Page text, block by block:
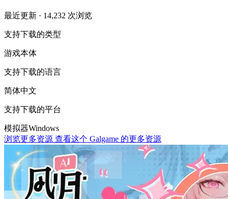
最近更新 · 14,232 次浏览
支持下载的类型
游戏本体
支持下载的语言
简体中文
支持下载的平台
模拟器Windows
浏览更多资源 查看这个 Galgame 的更多资源